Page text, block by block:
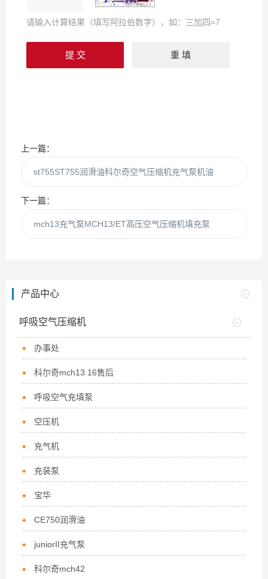
请输入计算结果（填写阿拉伯数字），如：三加四=7
上一篇：
st755ST755润滑油科尔奇空气压缩机充气泵机油
下一篇：
mch13充气泵MCH13/ET高压空气压缩机填充泵
产品中心
呼吸空气压缩机
办事处
科尔奇mch13 16售后
呼吸空气充填泵
空压机
充气机
充装泵
宝华
CE750润滑油
juniorII充气泵
科尔奇mch42